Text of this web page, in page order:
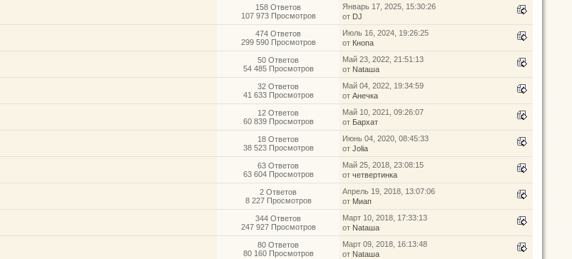
158 Ответов
107 973 Просмотров
Январь 17, 2025, 15:30:26
от DJ
474 Ответов
299 590 Просмотров
Июль 16, 2024, 19:26:25
от Кнопа
50 Ответов
54 485 Просмотров
Май 23, 2022, 21:51:13
от Nataшa
32 Ответов
41 633 Просмотров
Май 04, 2022, 19:34:59
от Анечка
12 Ответов
60 839 Просмотров
Май 10, 2021, 09:26:07
от Бархат
18 Ответов
38 523 Просмотров
Июнь 04, 2020, 08:45:33
от Jolia
63 Ответов
63 604 Просмотров
Май 25, 2018, 23:08:15
от четвертинка
2 Ответов
8 227 Просмотров
Апрель 19, 2018, 13:07:06
от Миап
344 Ответов
247 927 Просмотров
Март 10, 2018, 17:33:13
от Nataшa
80 Ответов
80 160 Просмотров
Март 09, 2018, 16:13:48
от Nataшa